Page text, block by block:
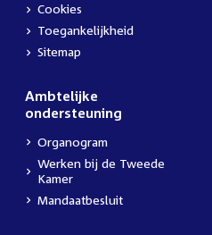
Cookies
Toegankelijkheid
Sitemap
Ambtelijke
ondersteuning
Organogram
Werken bij de Tweede
Kamer
Mandaatbesluit